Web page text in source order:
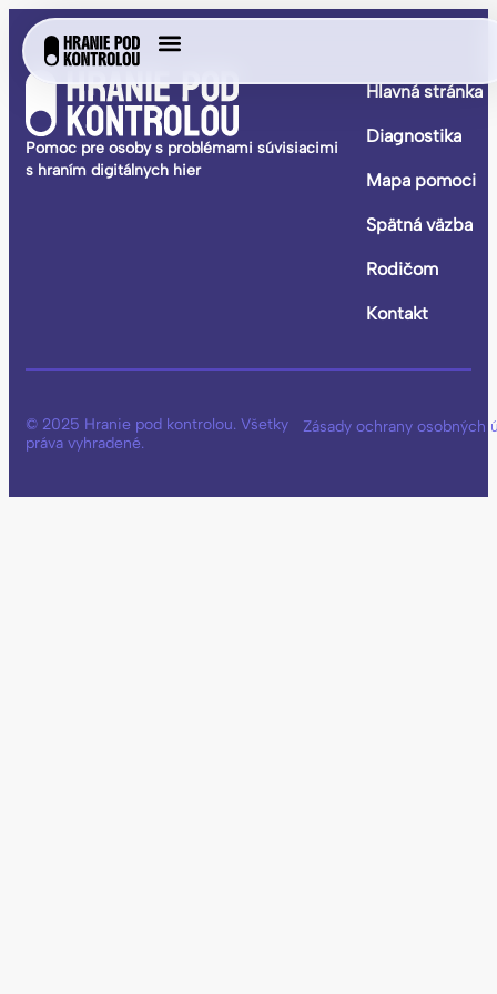
Pomoc pre osoby s problémami súvisiacimi
s hraním digitálnych hier
Hlavná stránka
Diagnostika
Mapa pomoci
Spätná väzba
Rodičom
Kontakt
© 2025 Hranie pod kontrolou. Všetky
práva vyhradené.
Zásady ochrany osobných